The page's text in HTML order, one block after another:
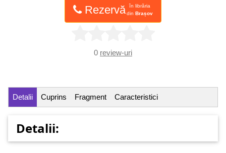
Rezervă
în librăria
din Brașov
0 review-uri
Detalii Cuprins Fragment Caracteristici
Detalii: